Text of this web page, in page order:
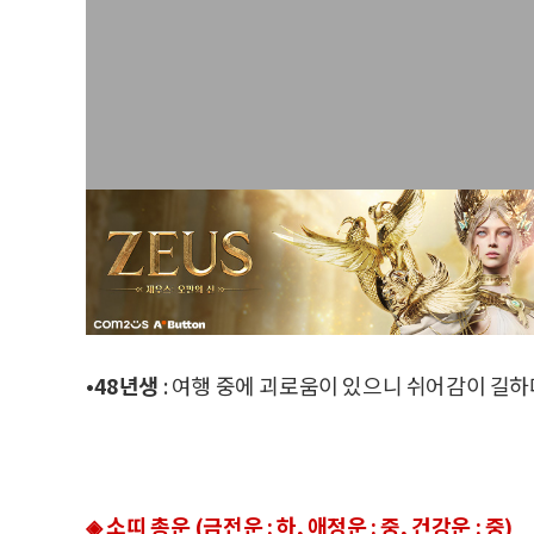
•48년생 : 여행 중에 괴로움이 있으니 쉬어감이 길
◈ 소띠 총운 (금전운 : 하, 애정운 : 중, 건강운 : 중)